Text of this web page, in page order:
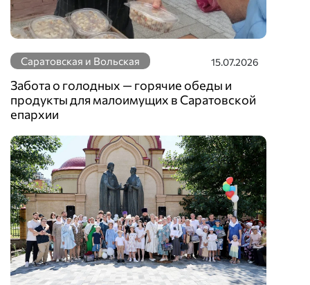
Саратовская и Вольская 15.07.2026
Забота о голодных — горячие обеды и
продукты для малоимущих в Саратовской
епархии